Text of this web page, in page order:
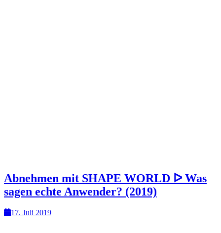
Abnehmen mit SHAPE WORLD ᐅ Was
sagen echte Anwender? (2019)
17. Juli 2019